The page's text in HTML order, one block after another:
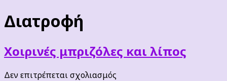
Διατροφή
Χοιρινές μπριζόλες και λίπος
Δεν επιτρέπεται σχολιασμός